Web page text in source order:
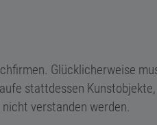
Glücklicherweise
stattdessen
verstanden werden.